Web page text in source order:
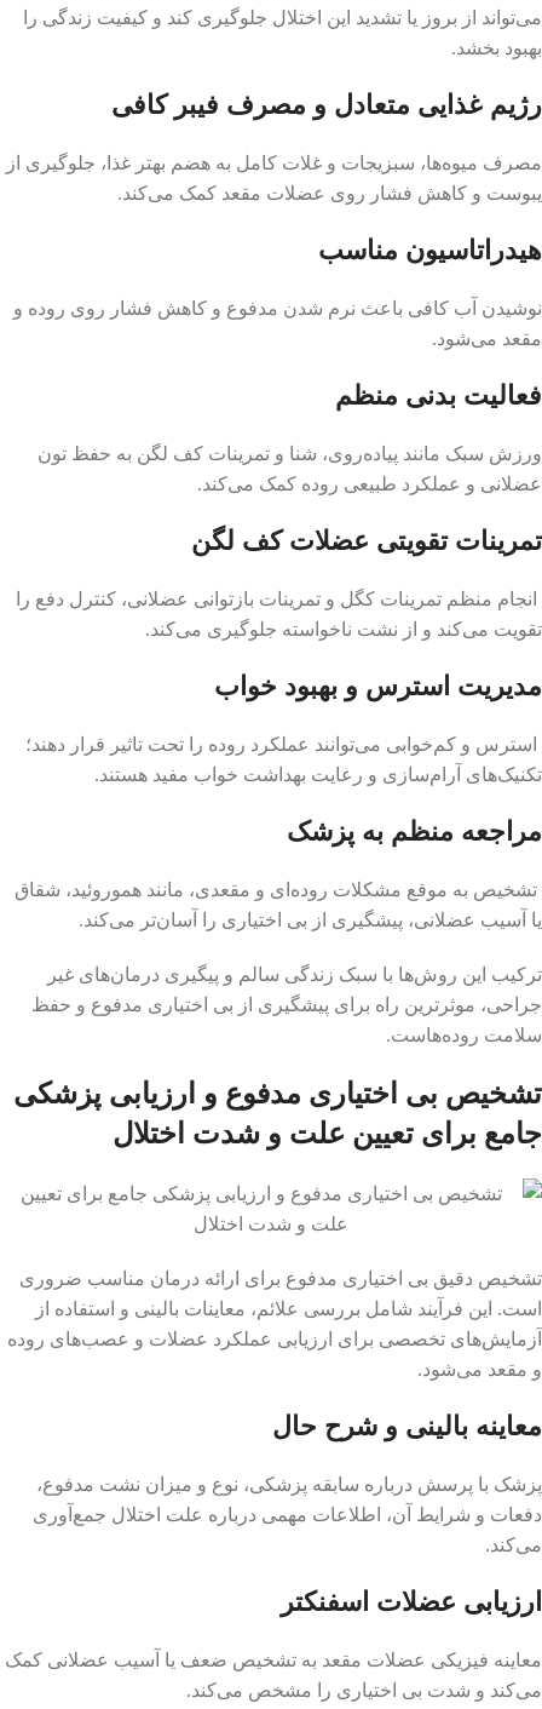
می‌تواند از بروز یا تشدید این اختلال جلوگیری کند و کیفیت زندگی را
بهبود بخشد.
رژیم غذایی متعادل و مصرف فیبر کافی
مصرف میوه‌ها، سبزیجات و غلات کامل به هضم بهتر غذا، جلوگیری از
یبوست و کاهش فشار روی عضلات مقعد کمک می‌کند.
هیدراتاسیون مناسب
نوشیدن آب کافی باعث نرم شدن مدفوع و کاهش فشار روی روده و
مقعد می‌شود.
فعالیت بدنی منظم
ورزش سبک مانند پیاده‌روی، شنا و تمرینات کف لگن به حفظ تون
عضلانی و عملکرد طبیعی روده کمک می‌کند.
تمرینات تقویتی عضلات کف لگن
انجام منظم تمرینات کگل و تمرینات بازتوانی عضلانی، کنترل دفع را
تقویت می‌کند و از نشت ناخواسته جلوگیری می‌کند.
مدیریت استرس و بهبود خواب
استرس و کم‌خوابی می‌توانند عملکرد روده را تحت تاثیر قرار دهند؛
تکنیک‌های آرام‌سازی و رعایت بهداشت خواب مفید هستند.
مراجعه منظم به پزشک
تشخیص به موقع مشکلات روده‌ای و مقعدی، مانند هموروئید، شقاق
یا آسیب عضلانی، پیشگیری از بی اختیاری را آسان‌تر می‌کند.
ترکیب این روش‌ها با سبک زندگی سالم و پیگیری درمان‌های غیر
جراحی، موثرترین راه برای پیشگیری از بی اختیاری مدفوع و حفظ
سلامت روده‌هاست.
تشخیص بی اختیاری مدفوع و ارزیابی پزشکی
جامع برای تعیین علت و شدت اختلال
تشخیص دقیق بی اختیاری مدفوع برای ارائه درمان مناسب ضروری
است. این فرآیند شامل بررسی علائم، معاینات بالینی و استفاده از
آزمایش‌های تخصصی برای ارزیابی عملکرد عضلات و عصب‌های روده
و مقعد می‌شود.
معاینه بالینی و شرح حال
پزشک با پرسش درباره سابقه پزشکی، نوع و میزان نشت مدفوع،
دفعات و شرایط آن، اطلاعات مهمی درباره علت اختلال جمع‌آوری
می‌کند.
ارزیابی عضلات اسفنکتر
معاینه فیزیکی عضلات مقعد به تشخیص ضعف یا آسیب عضلانی کمک
می‌کند و شدت بی اختیاری را مشخص می‌کند.